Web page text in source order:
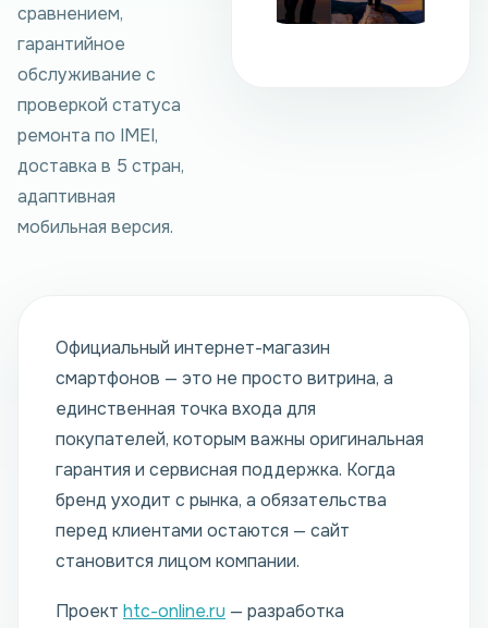
сравнением,
гарантийное
обслуживание с
проверкой статуса
ремонта по IMEI,
доставка в 5 стран,
адаптивная
мобильная версия.
Официальный интернет-магазин
смартфонов — это не просто витрина, а
единственная точка входа для
покупателей, которым важны оригинальная
гарантия и сервисная поддержка. Когда
бренд уходит с рынка, а обязательства
перед клиентами остаются — сайт
становится лицом компании.
Проект htc-online.ru — разработка